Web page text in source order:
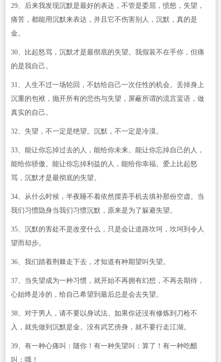
29、后来我发现沉默是最好的表达，不管是委屈，愤怒，失望，
痛苦，都能用沉默来表达，并且它不伤害别人，沉默，真的是
金。
30、比起怒骂，沉默才是最彻底的失望。我假装不在乎你，但痛
的是我自己。
31、人生不过一场轮回，不妨给自己一次任性的机会。丢掉身上
沉重的包袱，抛开所有的悲伤与失望，屏蔽所谓的流言蜚语，做
真实的自己。
32、失望，不一定是绝望。沉默，不一定是冷漠。
33、能让你忘掉过去的人，能给你未来。能让你忘掉自己的人，
能给你骄傲。能让你忘掉利益的人，能给你幸福。爱上比起怒
骂，沉默才是最彻底的失望。
34、从什么时候，半夜睡不着依然摆弄手机去填补那份空虚。当
我们习惯隐身当我们习惯沉默，原来是为了躲避失望。
35、沉默的害处不是改变什么，只是会让道路坎坷，坎坷到令人
望而却步。
36、我们踏着荆棘走下去，才知道有种期望叫失望。
37、当失望成为一种习惯，就开始不再拥有幻想，不再去期待，
心始终是冷的，给自己希望到最后总是会去失望。
38、对于男人，请不要以身试法。如果你还没有修炼到刀枪不
入，就先做到沉默是金。没有武艺傍身，就不要行走江湖。
39、有一种心痛叫：随你！有一种失望叫：算了！有一种吃醋
叫：哦！